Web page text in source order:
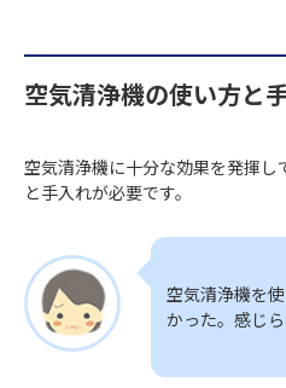
空気清浄機の使い方と
空気清浄機に十分な効果を発揮
と手入れが必要です。
空気清浄機を
かった。感じら